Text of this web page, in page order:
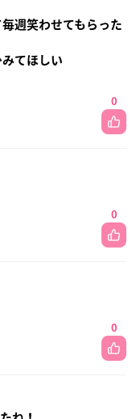
週笑わせてもらった
てほしい
0
0
0